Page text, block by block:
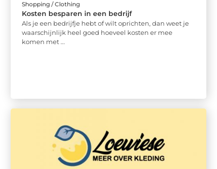
Shopping / Clothing
Kosten besparen in een bedrijf
Als je een bedrijfje hebt of wilt oprichten, dan weet je
waarschijnlijk heel goed hoeveel kosten er mee
komen met ...